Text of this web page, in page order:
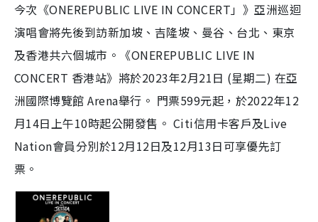
t
e
e
d
1
6
2
8
a
i
n
i
n
g
s
c
e
e
今次《ONEREPUBLIC LIVE IN CONCERT」》亞洲巡迴
演唱會將先後到訪新加坡、吉隆坡、曼谷、台北、東京
及香港共六個城市。《ONEREPUBLIC LIVE IN
CONCERT 香港站》將於2023年2月21日 (星期二) 在亞
洲國際博覽館 Arena舉行。 門票599元起，於2022年12
月14日上午10時起公開發售。 Citi信用卡客戶及Live
Nation會員分別於12月12日及12月13日可享優先訂
票。